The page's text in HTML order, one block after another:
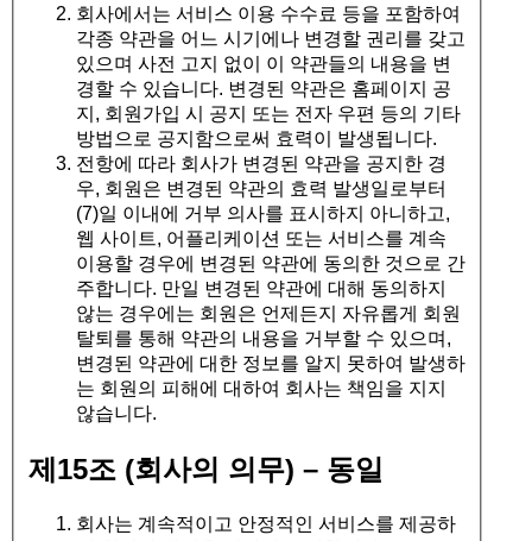
회사에서는 서비스 이용 수수료 등을 포함하여
각종 약관을 어느 시기에나 변경할 권리를 갖고
있으며 사전 고지 없이 이 약관들의 내용을 변
경할 수 있습니다. 변경된 약관은 홈페이지 공
지, 회원가입 시 공지 또는 전자 우편 등의 기타
방법으로 공지함으로써 효력이 발생됩니다.
전항에 따라 회사가 변경된 약관을 공지한 경
우, 회원은 변경된 약관의 효력 발생일로부터
(7)일 이내에 거부 의사를 표시하지 아니하고,
웹 사이트, 어플리케이션 또는 서비스를 계속
이용할 경우에 변경된 약관에 동의한 것으로 간
주합니다. 만일 변경된 약관에 대해 동의하지
않는 경우에는 회원은 언제든지 자유롭게 회원
탈퇴를 통해 약관의 내용을 거부할 수 있으며,
변경된 약관에 대한 정보를 알지 못하여 발생하
는 회원의 피해에 대하여 회사는 책임을 지지
않습니다.
제15조 (회사의 의무) – 동일
회사는 계속적이고 안정적인 서비스를 제공하